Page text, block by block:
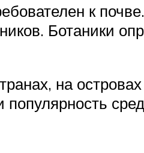
к
Ботаники
на
популярность